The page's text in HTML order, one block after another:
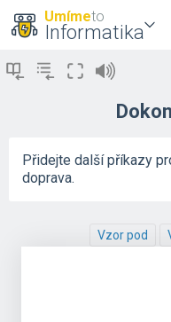
Umímeto
Informatika
Přidejte další příkazy
doprava.
Vzor pod